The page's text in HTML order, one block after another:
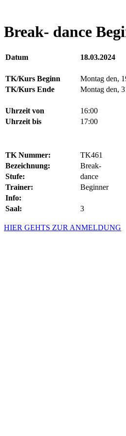
Break- dance
Datum 18.03.2024
TK/Kurs Beginn
Montag den,
TK/Kurs Ende
Montag den,
Uhrzeit von
16:00
Uhrzeit bis
17:00
TK Nummer:
TK461
Bezeichnung:
Break-
Stufe:
dance
Trainer:
Beginner
Info:
Saal:
3
HIER GEHTS ZUR ANMELDUNG